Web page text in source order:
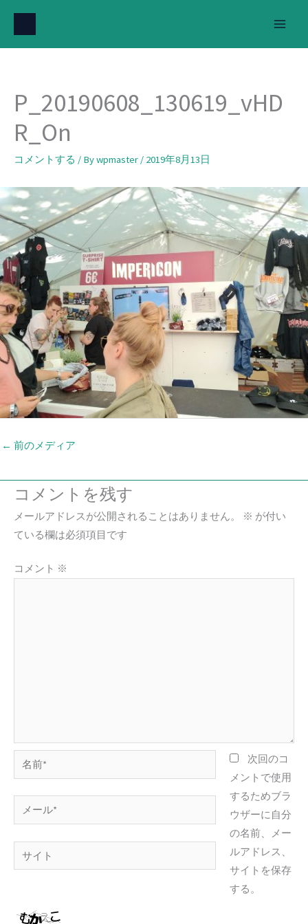
を
P_20190608_130619_vHD
R_On
コメントする / Bywpmaster / 2019年8月13日
← 前のメディア
コメントを残す
メールアドレスが公開されることはありません。 ※ が付い
ている欄は必須項目です
コメント ※
前
*
ー
ル
イ
次回のコ
メントで使用
するためブラ
ウザーに自分
の名前、メー
ルアドレス、
サイトを保存
する。